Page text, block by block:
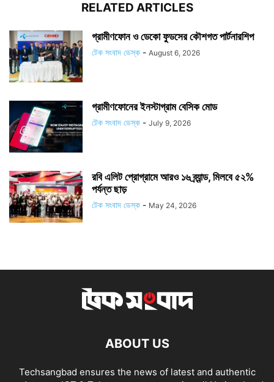
RELATED ARTICLES
গ্রামীণফোন ও ডেকো ফুডসের কৌশগত পার্টনারশিপ
টেক সংবাদ ডেস্ক - August 6, 2026
গ্রামীণফোনের ইনস্টাগ্রাম বেসিক মোড
টেক সংবাদ ডেস্ক - July 9, 2026
রবি এলিট প্রোগ্রামে আরও ১৬ ব্র্যান্ড, মিলবে ৫২%
পর্যন্ত ছাড়
টেক সংবাদ ডেস্ক - May 24, 2026
ABOUT US
Techsangbad ensures the news of latest and authentic